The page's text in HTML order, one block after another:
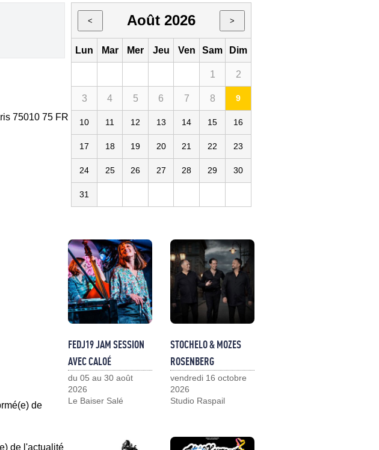
75010 75 FR Les Etoiles
de
de l'actualité
< Août 2026 >
Lun Mar Mer Jeu Ven Sam Dim
1 2
3 4 5 6 7 8 9
10 11 12 13 14 15 16
17 18 19 20 21 22 23
24 25 26 27 28 29 30
31
FEDJ19 JAM SESSION
AVEC CALOÉ
du 05 au 30 août
2026
Le Baiser Salé
STOCHELO & MOZES
ROSENBERG
vendredi 16 octobre
2026
Studio Raspail